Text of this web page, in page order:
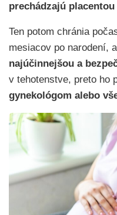
prechádzajú
Ten potom chránia
mesiacov po narodení,
najúčinnejšou a
v tehotenstve, preto ho
gynekológom alebo